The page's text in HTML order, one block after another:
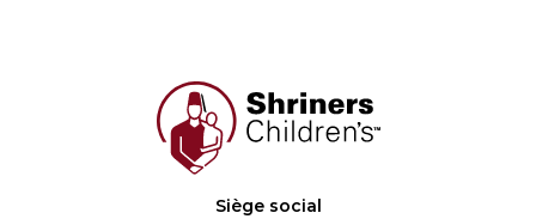
Siège social